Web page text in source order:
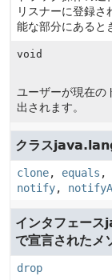
リスナーに登録さ
能な部分にあると
void
ユーザーが現在の
出されます。
クラス
clone, equals ,
notify,
インタフェー
で宣言されたメ
drop